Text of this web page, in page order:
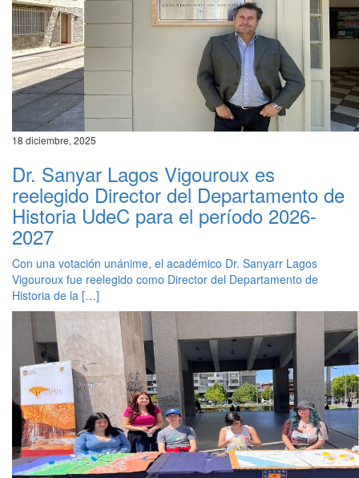
18 diciembre, 2025
Dr. Sanyar Lagos Vigouroux es
reelegido Director del Departamento de
Historia UdeC para el período 2026-
2027
Con una votación unánime, el académico Dr. Sanyarr Lagos
Vigouroux fue reelegido como Director del Departamento de
Historia de la […]